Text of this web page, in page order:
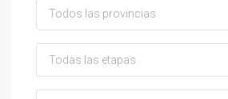
Todos las provincias
Todas las etapas